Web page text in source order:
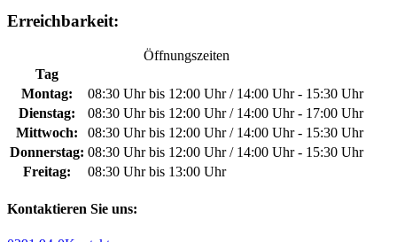
Erreichbarkeit:
Öffnungszeiten
Tag
Montag:
08:30 Uhr bis 12:00 Uhr / 14:00 Uhr - 15:30 Uhr
Dienstag:
08:30 Uhr bis 12:00 Uhr / 14:00 Uhr - 17:00 Uhr
Mittwoch:
08:30 Uhr bis 12:00 Uhr / 14:00 Uhr - 15:30 Uhr
Donnerstag: 08:30 Uhr bis 12:00 Uhr / 14:00 Uhr - 15:30 Uhr
Freitag:
08:30 Uhr bis 13:00 Uhr
Kontaktieren Sie uns: